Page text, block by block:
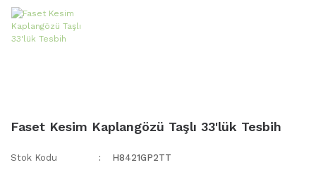
Faset Kesim Kaplangözü Taşlı 33'lük Tesbih
Stok Kodu H8421GP2TT